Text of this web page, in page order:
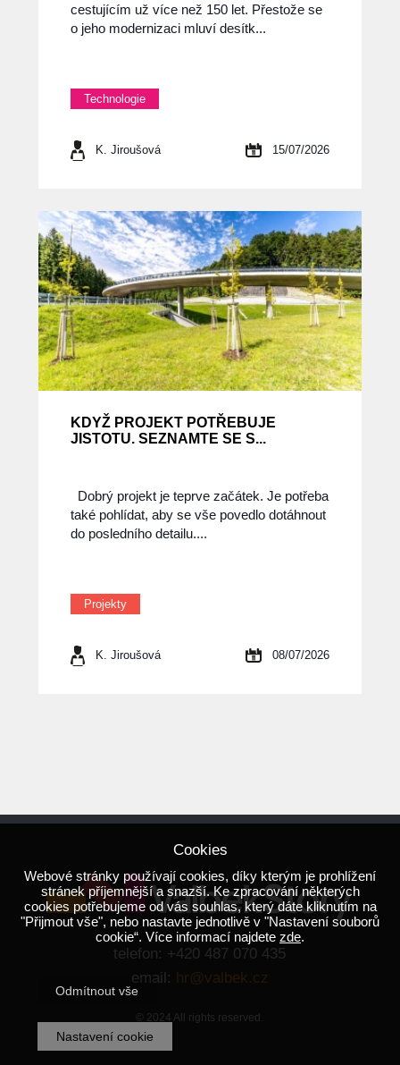
cestujícím už více než 150 let. Přestože se
o jeho modernizaci mluví desítk...
Technologie
K. Jiroušová 15/07/2026
KDYŽ PROJEKT POTŘEBUJE
JISTOTU. SEZNAMTE SE S...
Dobrý projekt je teprve začátek. Je potřeba
také pohlídat, aby se vše povedlo dotáhnout
do posledního detailu....
Projekty
K. Jiroušová 08/07/2026
telefon: +420 487 070 435
email: hr@valbek.cz
© 2024 All rights reserved.
Cookies
Webové stránky používají cookies, díky kterým je prohlížení
stránek příjemnější a snazší. Ke zpracování některých
cookies potřebujeme od vás souhlas, který dáte kliknutím na
"Přijmout vše", nebo nastavte jednotlivě v "Nastavení souborů
cookie“. Více informací najdete zde.
Odmítnout vše
Nastavení cookie